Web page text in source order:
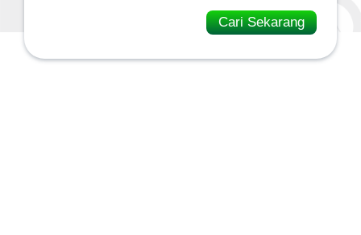
Cari Sekarang